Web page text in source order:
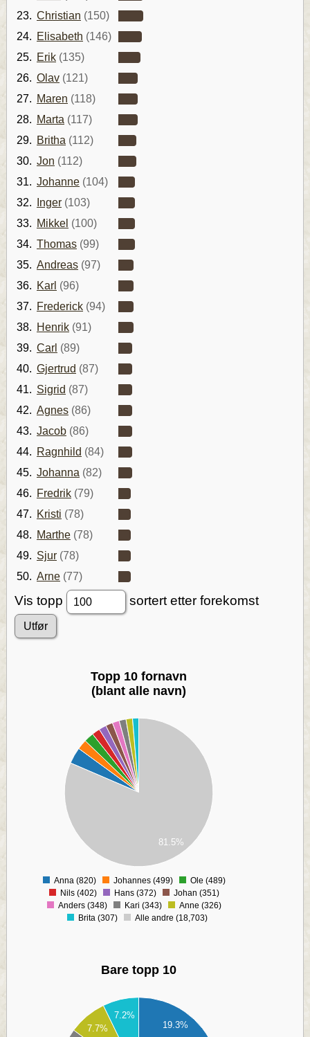
23. Christian (150)
24. Elisabeth (146)
25. Erik (135)
26. Olav (121)
27. Maren (118)
28. Marta (117)
29. Britha (112)
30. Jon (112)
31. Johanne (104)
32.
Inger (103)
33. Mikkel (100)
34. Thomas (99)
35. Andreas (97)
36. Karl (96)
37. Frederick (94)
38. Henrik (91)
39. Carl (89)
40. Gjertrud (87)
41. Sigrid (87)
42. Agnes (86)
43. Jacob (86)
44. Ragnhild (84)
45. Johanna (82)
46. Fredrik (79)
47. Kristi (78)
48. Marthe (78)
49. Sjur (78)
50. Arne (77)
Vis topp sortert etter forekomst
Topp 10 fornavn
(blant alle navn)
81.5%
Anna (820) Johannes (499)
Ole (489)
Nils (402)
Hans (372)
Johan (351)
Anders (348)
Kari (343)
Anne (326)
Brita (307)
Alle andre (18,703)
Bare topp 10
19.3%
7.7%
7.2%